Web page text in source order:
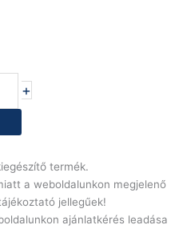
+
termék.
a weboldalunkon megjelenő
jellegűek!
ajánlatkérés leadása